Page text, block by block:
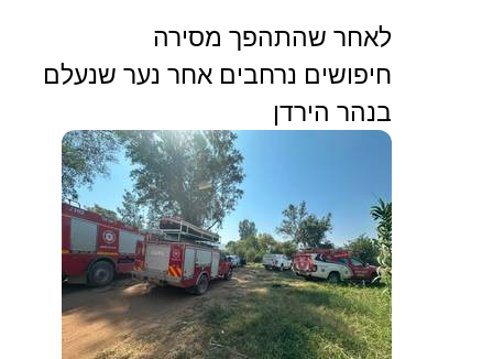
לאחר שהתהפך מסירה
חיפושים נרחבים אחר נער שנעלם
בנהר הירדן